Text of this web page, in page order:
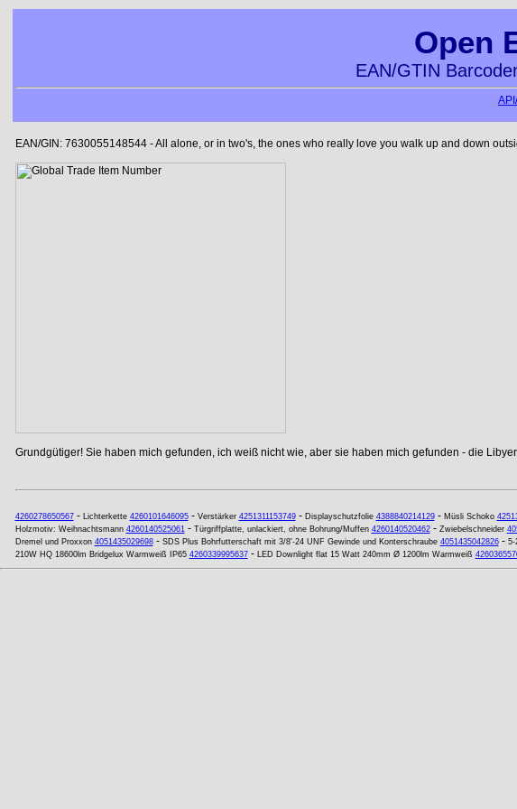
Open
EAN/GTIN
EAN/GIN: 7630055148544 - All alone, or in two's, the ones who really love you walk up and down
Grundgütiger! Sie haben mich gefunden, ich weiß nicht wie, aber sie haben mich gefunden - die
4260278650567- Lichterkette 4260101646095- Verstärker 4251311153749- Displayschutzfolie 4388840214129- Müsli Schoko
Holzmotiv: Weihnachtsmann 4260140525061- Türgriffplatte, unlackiert, ohne Bohrung/Muffen 4260140520462- Zwiebelschneider
Dremel und Proxxon 4051435029698- SDS Plus Bohrfutterschaft mit 3/8'-24 UNF Gewinde und Konterschraube 4051435042826- 5-
210W HQ 18600lm Bridgelux Warmweiß IP65 4260339995637- LED Downlight flat 15 Watt 240mm Ø 1200lm Warmweiß